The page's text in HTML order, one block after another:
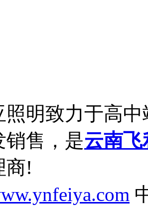
照明致力于高中
销售，是云南飞
商!